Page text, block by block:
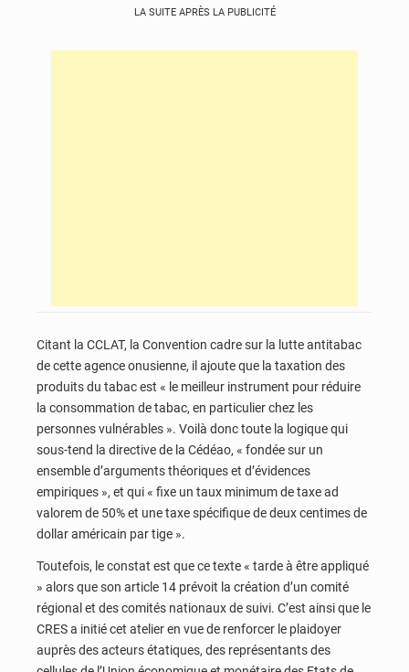
LA SUITE APRÈS LA PUBLICITÉ
Citant la CCLAT, la Convention cadre sur la lutte antitabac
de cette agence onusienne, il ajoute que la taxation des
produits du tabac est « le meilleur instrument pour réduire
la consommation de tabac, en particulier chez les
personnes vulnérables ». Voilà donc toute la logique qui
sous-tend la directive de la Cédéao, « fondée sur un
ensemble d’arguments théoriques et d’évidences
empiriques », et qui « fixe un taux minimum de taxe ad
valorem de 50% et une taxe spécifique de deux centimes de
dollar américain par tige ».
Toutefois, le constat est que ce texte « tarde à être appliqué
» alors que son article 14 prévoit la création d’un comité
régional et des comités nationaux de suivi. C’est ainsi que le
CRES a initié cet atelier en vue de renforcer le plaidoyer
auprès des acteurs étatiques, des représentants des